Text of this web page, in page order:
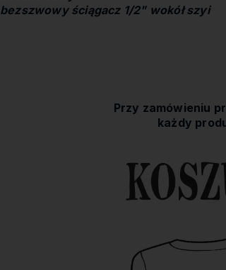
bezszwowy ściągacz 1/2" wokół szyi
Przy zamówieniu
każdy